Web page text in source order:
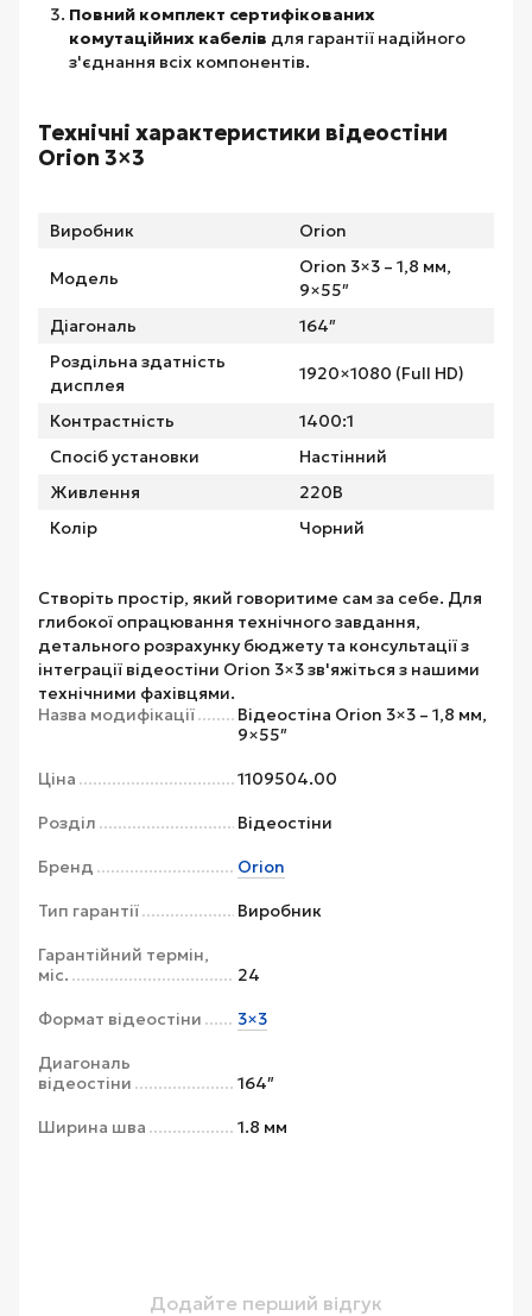
Повний комплект сертифікованих
комутаційних кабелів для гарантії надійного
з'єднання всіх компонентів.
Технічні характеристики відеостіни
Orion 3×3
Виробник Orion
Модель
Orion 3×3 – 1,8 мм,
9×55″
Діагональ
164″
Роздільна здатність
дисплея
1920×1080 (Full HD)
Контрастність
1400:1
Спосіб установки
Настінний
Живлення
220В
Колір
Чорний
Створіть простір, який говоритиме сам за себе. Для
глибокої опрацювання технічного завдання,
детального розрахунку бюджету та консультації з
інтеграції відеостіни Orion 3×3 зв'яжіться з нашими
технічними фахівцями.
Назва модифікації
Відеостіна Orion 3×3 – 1,8 мм,
9×55″
Ціна 1109504.00
Розділ Відеостіни
Бренд Orion
Тип гарантії Виробник
Гарантійний термін,
міс.
24
Формат відеостіни 3×3
Диагональ
відеостіни
164″
Ширина шва 1.8 мм
Додайте перший відгук